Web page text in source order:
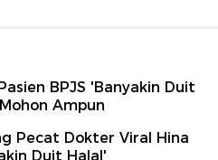
BPJS 'Banyakin Duit
Ampun
Pecat Dokter Viral Hina
Duit Halal'